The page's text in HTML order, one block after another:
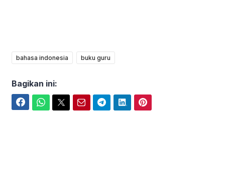
bahasa indonesia buku guru
Bagikan ini: